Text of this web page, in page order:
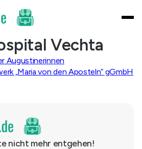
Vechta
Augustinerinnen
„Maria von den Aposteln“ gGmbH
nicht mehr entgehen!